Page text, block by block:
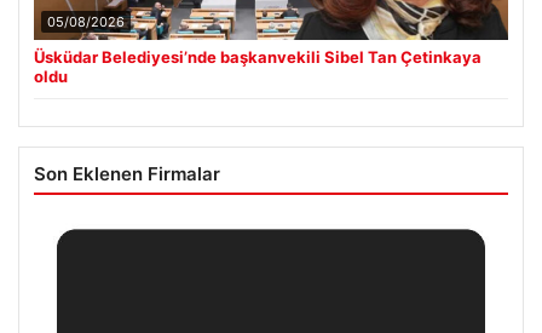
05/08/2026
Üsküdar Belediyesi’nde başkanvekili Sibel Tan Çetinkaya
oldu
Son Eklenen Firmalar